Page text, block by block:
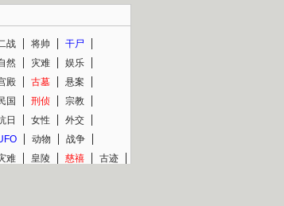
战 将帅
干尸
然 灾难
娱乐
殿 古墓
悬案
国 刑侦
宗教
日 女性
外交
动物
战争
难 皇陵 慈禧
古迹